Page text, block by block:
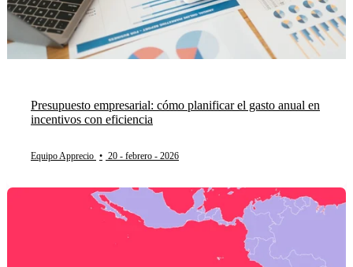
Presupuesto empresarial: cómo planificar el gasto anual en
incentivos con eficiencia
Equipo Apprecio • 20 - febrero - 2026